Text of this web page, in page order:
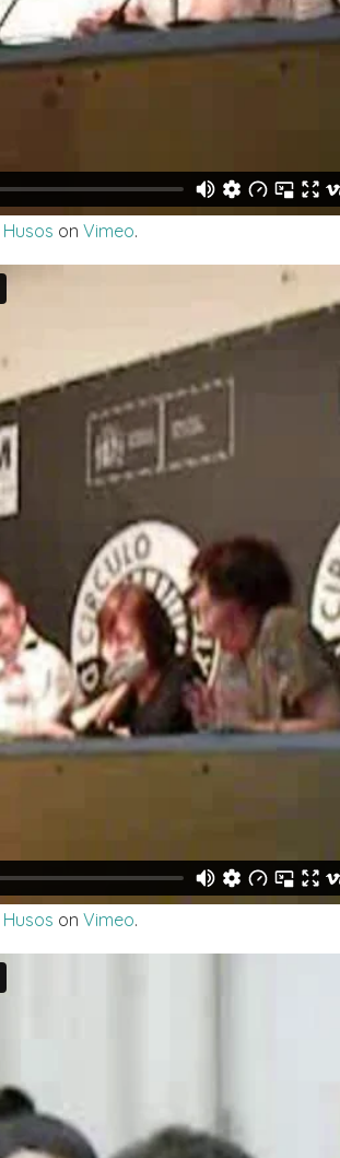
Husos on Vimeo.
Husos on Vimeo.